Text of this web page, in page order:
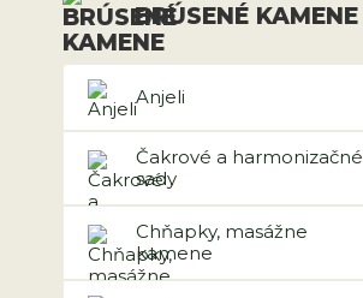
BRÚSENÉ KAMENE
Anjeli
Čakrové a harmonizačné
sady
Chňapky, masážne
kamene